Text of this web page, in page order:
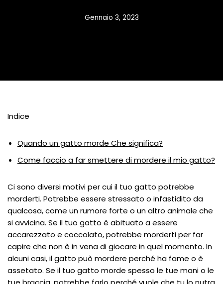
Gennaio 3, 2023
Indice
Quando un gatto morde Che significa?
Come faccio a far smettere di mordere il mio gatto?
Ci sono diversi motivi per cui il tuo gatto potrebbe
morderti. Potrebbe essere stressato o infastidito da
qualcosa, come un rumore forte o un altro animale che
si avvicina. Se il tuo gatto è abituato a essere
accarezzato e coccolato, potrebbe morderti per far
capire che non è in vena di giocare in quel momento. In
alcuni casi, il gatto può mordere perché ha fame o è
assetato. Se il tuo gatto morde spesso le tue mani o le